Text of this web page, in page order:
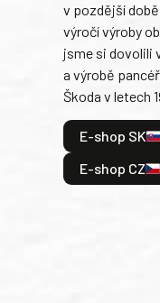
v pozdější
výročí výroby
jsme si dovolili
a výrobě
Škoda v letech
E-shop SK
E-shop CZ